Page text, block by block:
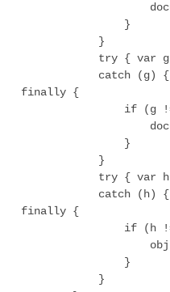
                }
            }
try { var
catch (g)
finally {
if (g
                }
            }
try { var
catch (h)
finally {
if (h
                }
            }